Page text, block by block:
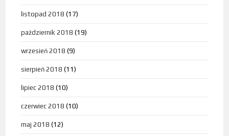
listopad 2018 (17)
październik 2018 (19)
wrzesień 2018 (9)
sierpień 2018 (11)
lipiec 2018 (10)
czerwiec 2018 (10)
maj 2018 (12)